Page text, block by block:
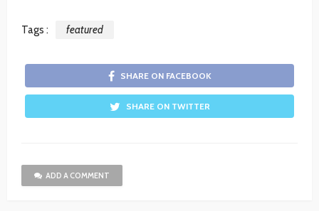
Tags : featured
SHARE ON FACEBOOK
SHARE ON TWITTER
ADD A COMMENT